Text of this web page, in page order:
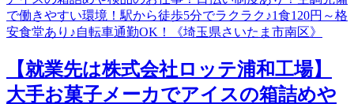
【就業先は株式会社ロッテ浦和工場】
大手お菓子メーカでアイスの箱詰めや